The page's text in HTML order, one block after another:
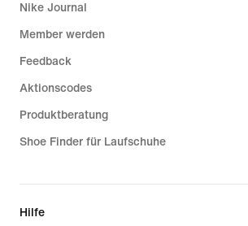
Nike Journal
Member werden
Feedback
Aktionscodes
Produktberatung
Shoe Finder für Laufschuhe
Hilfe